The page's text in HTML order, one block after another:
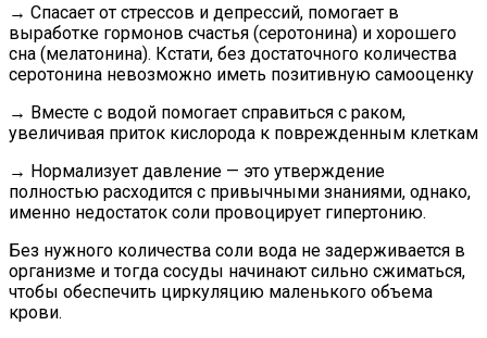
→ Спасает от стрессов и депрессий, помогает в
выработке гормонов счастья (серотонина) и хорошего
сна (мелатонина). Кстати, без достаточного количества
серотонина невозможно иметь позитивную самооценку
→ Вместе с водой помогает справиться с раком,
увеличивая приток кислорода к поврежденным клеткам
→ Нормализует давление — это утверждение
полностью расходится с привычными знаниями, однако,
именно недостаток соли провоцирует гипертонию.
Без нужного количества соли вода не задерживается в
организме и тогда сосуды начинают сильно сжиматься,
чтобы обеспечить циркуляцию маленького объема
крови.